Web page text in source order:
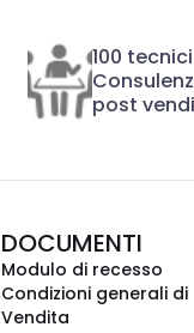
100
post
DOCUMENTI
Modulo di recesso
Condizioni generali di
Vendita